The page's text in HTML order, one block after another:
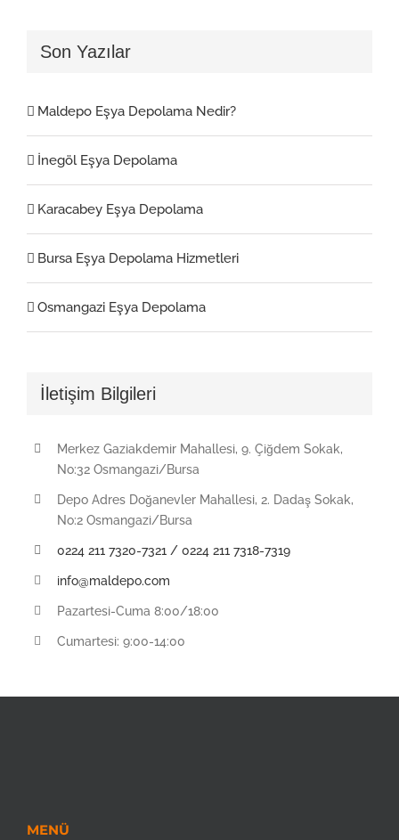
Son Yazılar
Maldepo Eşya Depolama Nedir?
İnegöl Eşya Depolama
Karacabey Eşya Depolama
Bursa Eşya Depolama Hizmetleri
Osmangazi Eşya Depolama
İletişim Bilgileri
Merkez Gaziakdemir Mahallesi, 9. Çiğdem Sokak,
No:32 Osmangazi/Bursa
Depo Adres Doğanevler Mahallesi, 2. Dadaş Sokak,
No:2 Osmangazi/Bursa
0224 211 7320-7321 / 0224 211 7318-7319
info@maldepo.com
Pazartesi-Cuma 8:00/18:00
Cumartesi: 9:00-14:00
MENÜ